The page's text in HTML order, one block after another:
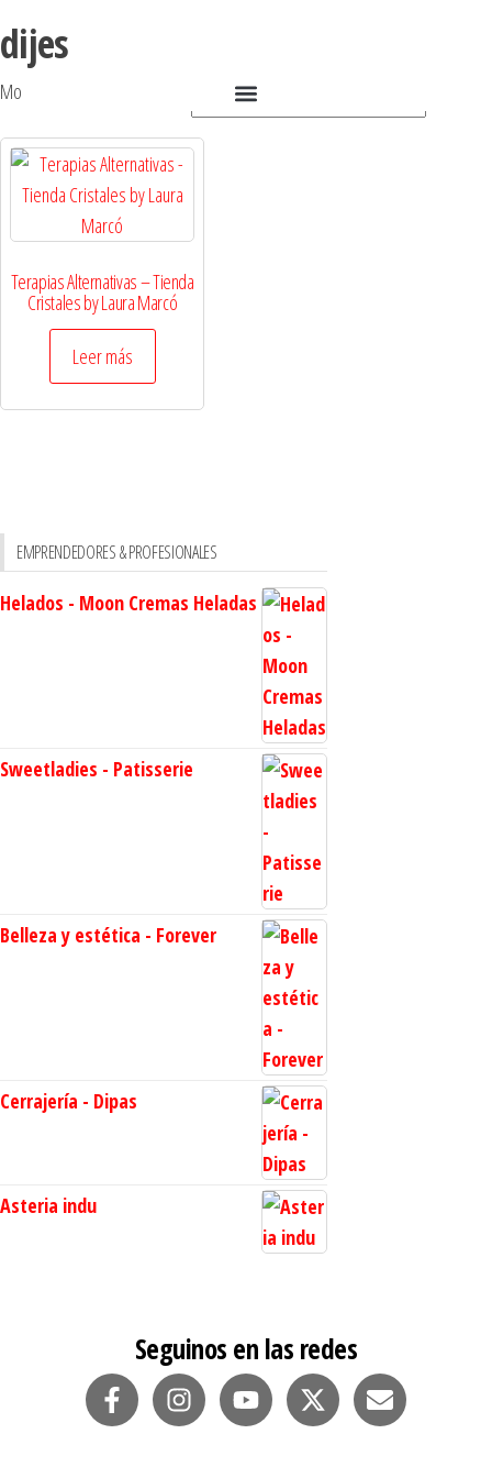
dijes
Mostrando el único resultado
Terapias Alternativas – Tienda
Cristales by Laura Marcó
Leer más
EMPRENDEDORES & PROFESIONALES
Helados - Moon Cremas Heladas
Sweetladies - Patisserie
Belleza y estética - Forever
Cerrajería - Dipas
Asteria indu
Seguinos en las redes